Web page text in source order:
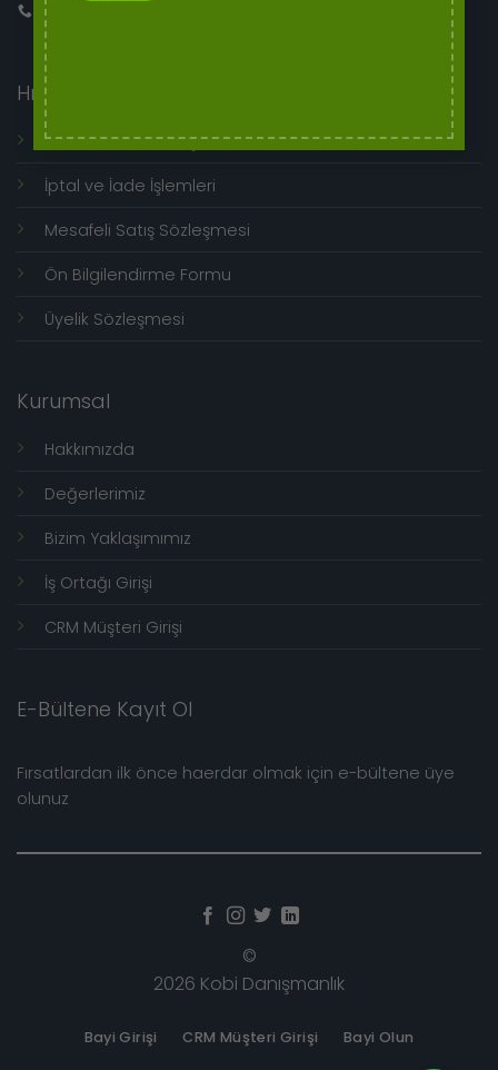
Bizi Arayın
Hızlı Menü
Genel Kullanım Koşulları
İptal ve İade İşlemleri
Mesafeli Satış Sözleşmesi
Ön Bilgilendirme Formu
Üyelik Sözleşmesi
Kurumsal
Hakkımızda
Değerlerimiz
Bizim Yaklaşımımız
İş Ortağı Girişi
CRM Müşteri Girişi
E-Bültene Kayıt Ol
Fırsatlardan ilk önce haerdar olmak için e-bültene üye
olunuz
©
2026 Kobi Danışmanlık
Bayi Girişi CRM Müşteri Girişi Bayi Olun